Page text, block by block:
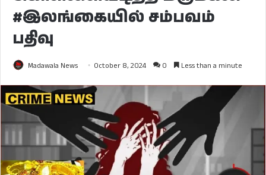
#இலங்கையில் சம்பவம்
பதிவு
Madawala News October 8, 2024 0 Less than a minute